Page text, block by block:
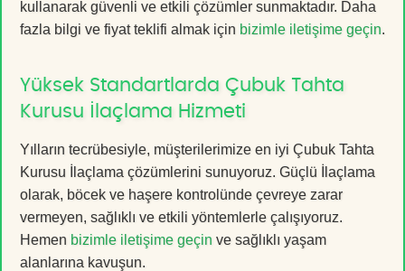
kullanarak güvenli ve etkili çözümler sunmaktadır. Daha
fazla bilgi ve fiyat teklifi almak için bizimle iletişime geçin.
Yüksek Standartlarda Çubuk Tahta
Kurusu İlaçlama Hizmeti
Yılların tecrübesiyle, müşterilerimize en iyi Çubuk Tahta
Kurusu İlaçlama çözümlerini sunuyoruz. Güçlü İlaçlama
olarak, böcek ve haşere kontrolünde çevreye zarar
vermeyen, sağlıklı ve etkili yöntemlerle çalışıyoruz.
Hemen bizimle iletişime geçin ve sağlıklı yaşam
alanlarına kavuşun.